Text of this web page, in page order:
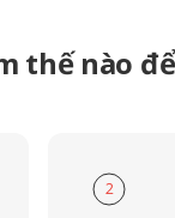
thế nào
2